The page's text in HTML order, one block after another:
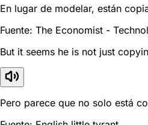
En lugar de modelar, están
Fuente: The Economist -
But it seems he is not just
Pero parece que no solo está